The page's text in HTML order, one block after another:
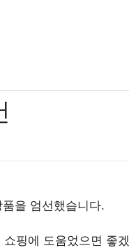
을 엄선했습니다.
핑에 도움었으면 좋겠